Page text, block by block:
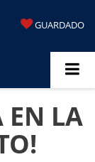
GUARDADO
EN LA